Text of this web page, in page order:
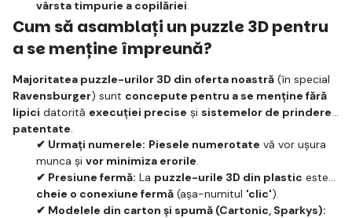
vârsta timpurie a copilăriei.
Cum să asamblați un puzzle 3D pentru
a se menține împreună?
Majoritatea puzzle-urilor 3D din oferta noastră (în special
Ravensburger) sunt concepute pentru a se menține fără
lipici datorită execuției precise și sistemelor de prindere
patentate.
✔ Urmați numerele: Piesele numerotate vă vor ușura
munca și vor minimiza erorile.
✔ Presiune fermă: La puzzle-urile 3D din plastic este
cheie o conexiune fermă (așa-numitul 'clic').
✔ Modelele din carton și spumă (Cartonic, Sparkys):